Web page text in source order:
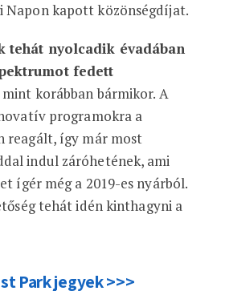
Napon kapott közönségdíjat.
tehát nyolcadik évadában
fedett
mint korábban bármikor. A
programokra a
reagált, így már most
indul záróhetének, ami
ígér még a 2019-es nyárból.
tehát idén kinthagyni a
Park jegyek >>>